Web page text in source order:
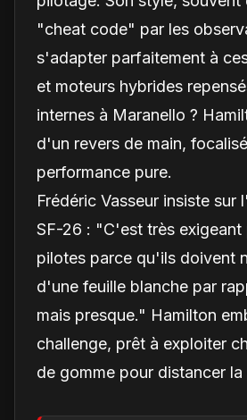
"cheat code" par les
s'adapter parfaitement à
et moteurs hybrides
internes à Maranello ?
d'un revers de main,
performance pure.
Frédéric Vasseur insiste sur
SF-26 : "C'est très exigeant
pilotes parce qu'ils doivent
d'une feuille blanche par
mais presque." Hamilton
challenge, prêt à exploiter
de gomme pour distancer